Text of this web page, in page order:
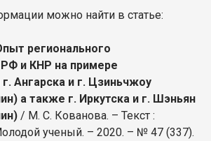
можно найти в статье:
регионального
и КНР на примере
Ангарска и г. Цзиньчжоу
а также г. Иркутска и г. Шэньян
/ М. С. Кованова. – Текст :
ученый. – 2020. – № 47 (337).